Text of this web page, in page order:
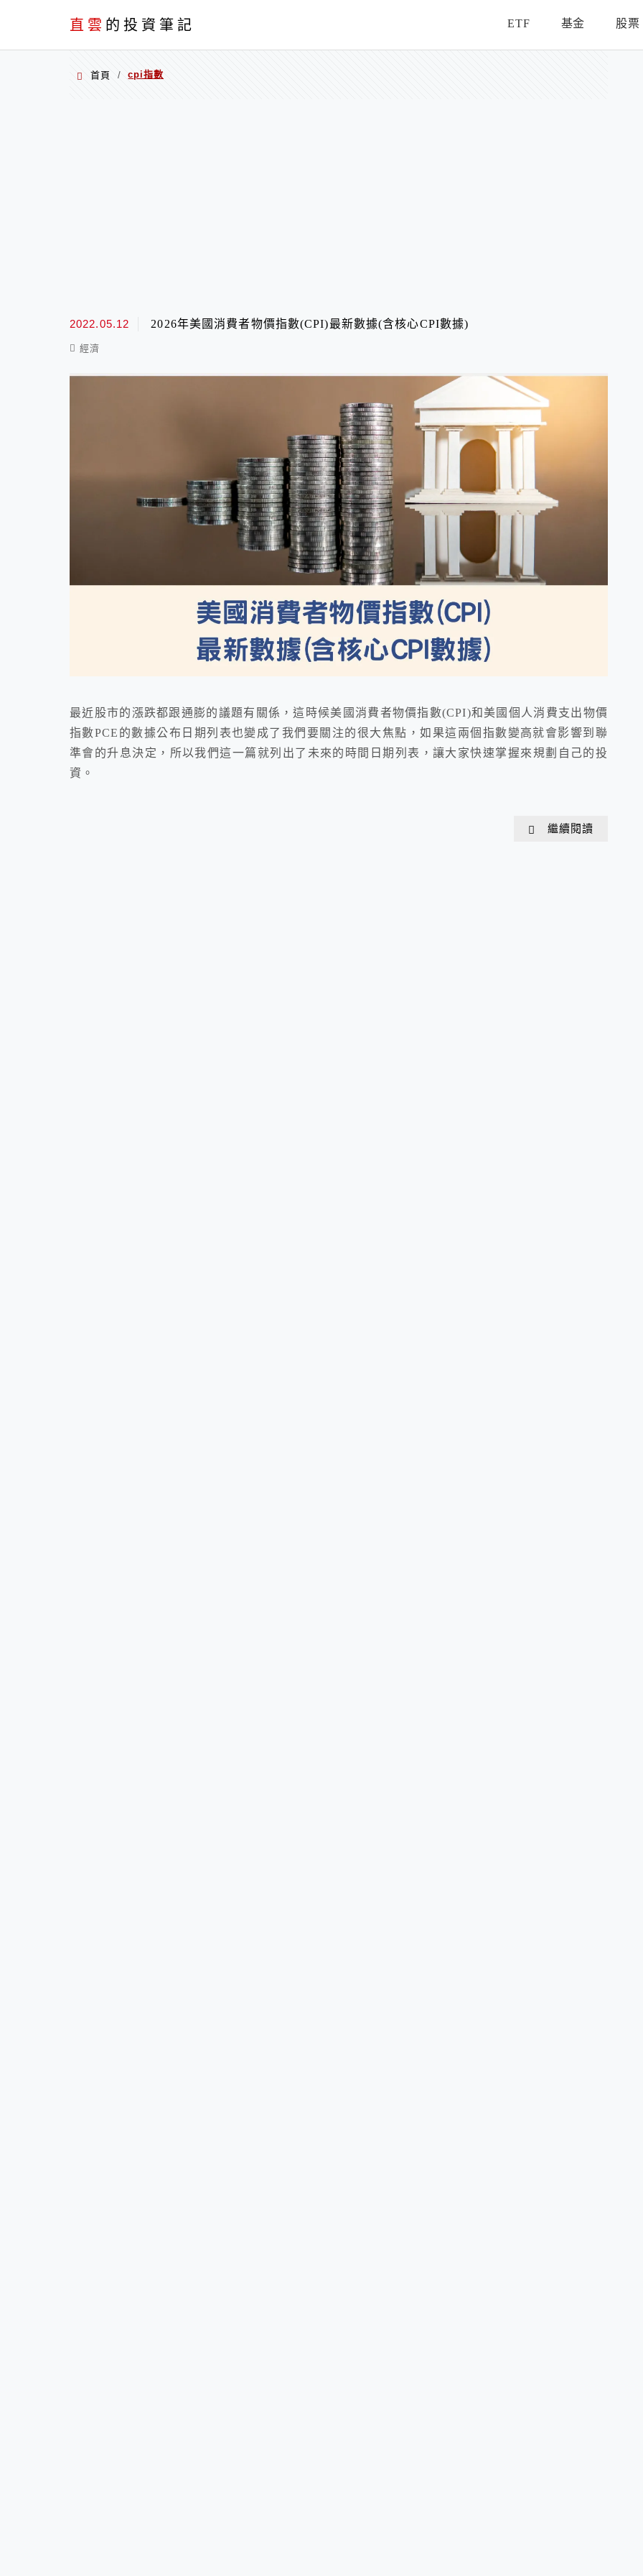
直雲 的投資筆記 ETF 基金 股票
首頁 / cpi指數
2022.05.12 2026年美國消費者物價指數(CPI)最新數據(含核心CPI數據)
經濟
最近股市的漲跌都跟通膨的議題有關係，這時候美國消費者物價指數(CPI)和美國個人消費支出物價
指數PCE的數據公布日期列表也變成了我們要關注的很大焦點，如果這兩個指數變高就會影響到聯
準會的升息決定，所以我們這一篇就列出了未來的時間日期列表，讓大家快速掌握來規劃自己的投
資。
繼續閱讀